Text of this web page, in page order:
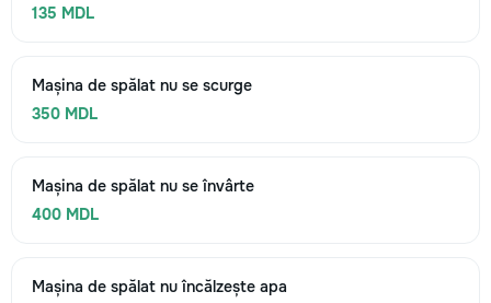
135 MDL
Mașina de spălat nu se scurge
350 MDL
Mașina de spălat nu se învârte
400 MDL
Mașina de spălat nu încălzește apa